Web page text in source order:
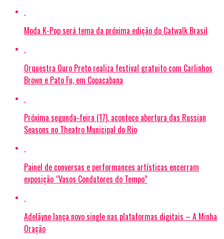
Moda K-Pop será tema da próxima edição do Catwalk Brasil
Orquestra Ouro Preto realiza festival gratuito com Carlinhos
Brown e Pato Fu, em Copacabana
Próxima segunda-feira (17), acontece abertura das Russian
Seasons no Theatro Municipal do Rio
Painel de conversas e performances artísticas encerram
exposição “Vasos Condutores do Tempo”
Adelãyne lança novo single nas plataformas digitais – A Minha
Oração